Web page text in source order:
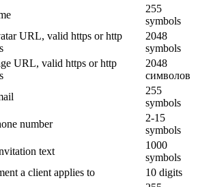
255
symbols
URL, valid https or http
2048
symbols
URL, valid https or http
2048
символов
255
symbols
number
2-15
symbols
text
1000
symbols
a client applies to
10 digits